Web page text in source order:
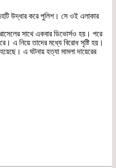
উদ্ধার করে পুলিশ। সে ওই এলাকার
সাথে একবার ডিভোর্সও হয়। পরে
এ নিয়ে তাদের মধ্যে বিরোধ সৃষ্টি হয়।
এ ঘটনায় হত্যা মামলা দায়েরের